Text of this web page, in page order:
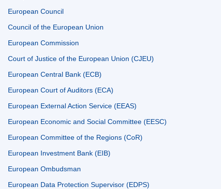
European Council
Council of the European Union
European Commission
Court of Justice of the European Union (CJEU)
European Central Bank (ECB)
European Court of Auditors (ECA)
European External Action Service (EEAS)
European Economic and Social Committee (EESC)
European Committee of the Regions (CoR)
European Investment Bank (EIB)
European Ombudsman
European Data Protection Supervisor (EDPS)